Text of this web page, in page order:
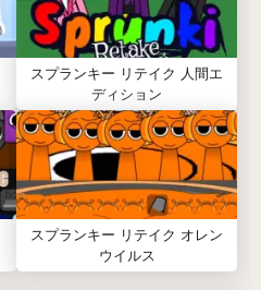
スプランキー リテイク 人間エ
ディション
スプランキー リテイク オレン
ウイルス